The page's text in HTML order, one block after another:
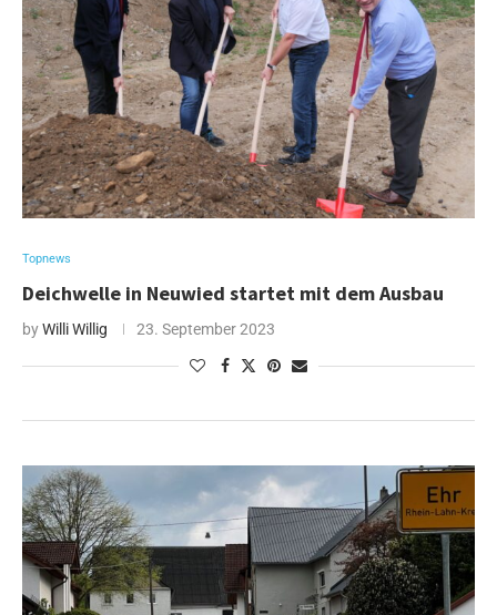
Topnews
Deichwelle in Neuwied startet mit dem Ausbau
byWilli Willig 23. September 2023